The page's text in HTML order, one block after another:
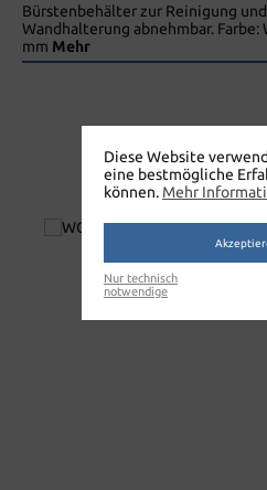
Bürstenbehälter zur Reinigung
Wandhalterung abnehmbar. Farbe:
mm Mehr
WC-
Diese Website
eine bestmögliche
können. Mehr
Nur technisch
notwendige